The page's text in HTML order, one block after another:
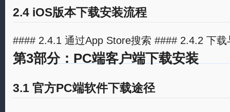
2.4 iOS版本下载安装流程
#### 2.4.1 通过App Store搜索 #### 2.4.2 下载
第3部分：PC端客户端下载安装
3.1 官方PC端软件下载途径